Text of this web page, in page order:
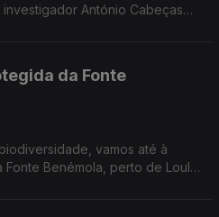
António Cabeças
da Fonte
vamos até à
Benémola, perto de Loulé,